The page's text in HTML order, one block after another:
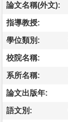
論文名稱(外文):
指導教授:
學位類別:
校院名稱:
系所名稱:
論文出版年:
語文別: